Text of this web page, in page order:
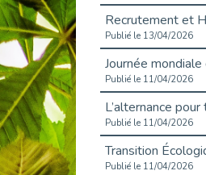
Publié le 13/04/2026
Publié le 11/04/2026
Publié le 11/04/2026
Publié le 11/04/2026